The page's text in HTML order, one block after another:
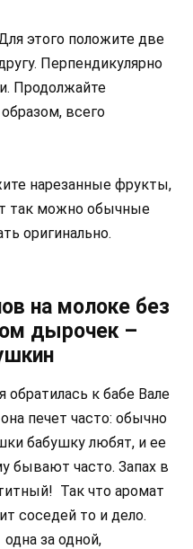
этого положите две
Перпендикулярно
Продолжайте
всего
нарезанные фрукты,
так можно обычные
оригинально.
на молоке без
дырочек –
к бабе Вале
печет часто: обычно
бабушку любят, и ее
бывают часто. Запах в
Так что аромат
соседей то и дело.
за одной,